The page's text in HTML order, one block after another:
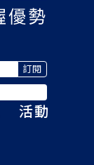
活動